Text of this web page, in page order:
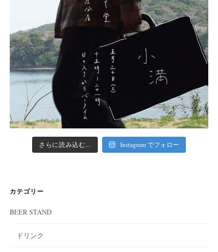
さらに読み込む... Instagram でフォロー
カテゴリー
BEER STAND
ドリンク